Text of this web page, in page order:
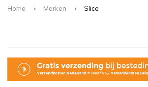
Home Merken Slice